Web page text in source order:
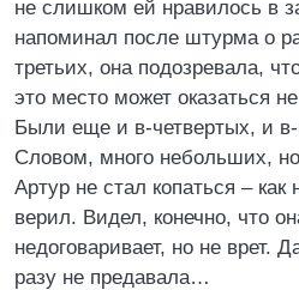
не слишком ей нравилось в
напоминал после штурма о
третьих, она подозревала,
это место может оказаться
Были еще и в-четвертых, и
Словом, много небольших,
Артур не стал копаться –
верил. Видел, конечно, что
недоговаривает, но не врет.
разу не предавала…